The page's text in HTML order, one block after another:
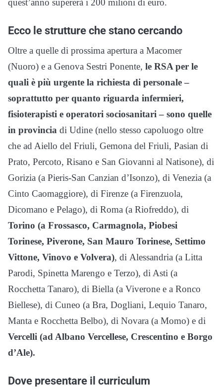
quest’anno supererà i 200 milioni di euro.
Ecco le strutture che stano cercando
Oltre a quelle di prossima apertura a Macomer
(Nuoro) e a Genova Sestri Ponente, le RSA per le
quali è più urgente la richiesta di personale –
soprattutto per quanto riguarda infermieri,
fisioterapisti e operatori sociosanitari – sono quelle
in provincia di Udine (nello stesso capoluogo oltre
che ad Aiello del Friuli, Gemona del Friuli, Pasian di
Prato, Percoto, Risano e San Giovanni al Natisone), di
Gorizia (a Pieris-San Canzian d’Isonzo), di Venezia (a
Cinto Caomaggiore), di Firenze (a Firenzuola,
Dicomano e Pelago), di Roma (a Riofreddo), di
Torino (a Frossasco, Carmagnola, Piobesi
Torinese, Piverone, San Mauro Torinese, Settimo
Vittone, Vinovo e Volvera), di Alessandria (a Litta
Parodi, Spinetta Marengo e Terzo), di Asti (a
Rocchetta Tanaro), di Biella (a Viverone e a Ronco
Biellese), di Cuneo (a Bra, Dogliani, Lequio Tanaro,
Manta e Rocchetta Belbo), di Novara (a Momo) e di
Vercelli (ad Albano Vercellese, Crescentino e Borgo
d’Ale).
Dove presentare il curriculum